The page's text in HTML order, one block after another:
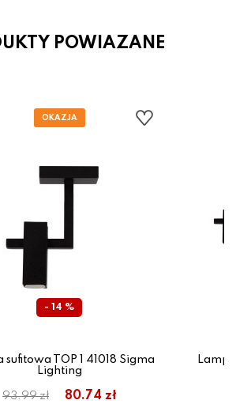
POWIAZANE
- 14 %
sufitowa TOP 1 41018 Sigma
Lighting
93.99 zł 80.74 zł